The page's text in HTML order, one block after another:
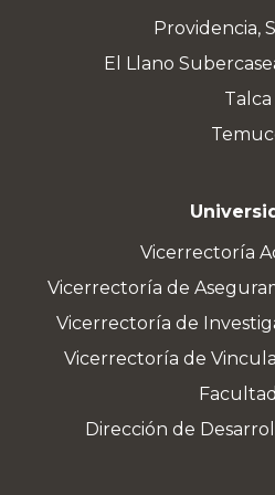
Providencia,
El Llano
Talca
Vicerrectoría
Vicerrectoría de
Vicerrectoría de
Vicerrectoría de
Dirección de